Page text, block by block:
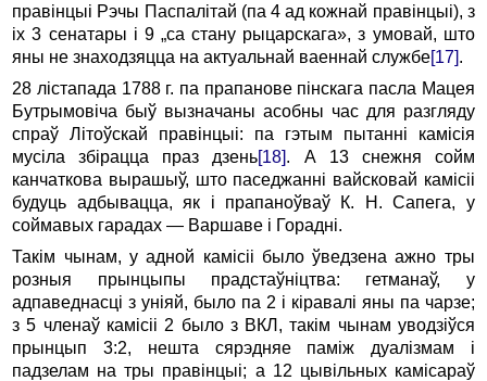
правінцыі Рэчы Паспалітай (па 4 ад кожнай правінцыі), з
іх 3 сенатары і 9 „са стану рыцарскага», з умовай, што
яны не знаходзяцца на актуальнай ваеннай службе[17].
28 лістапада 1788 г. па прапанове пінскага пасла Мацея
Бутрымовіча быў вызначаны асобны час для разгляду
спраў Літоўскай правінцыі: па гэтым пытанні камісія
мусіла збірацца праз дзень[18]. А 13 снежня сойм
канчаткова вырашыў, што паседжанні вайсковай камісіі
будуць адбывацца, як і прапаноўваў К. Н. Сапега, у
соймавых гарадах — Варшаве і Горадні.
Такім чынам, у адной камісіі было ўведзена ажно тры
розныя прынцыпы прадстаўніцтва: гетманаў, у
адпаведнасці з уніяй, было па 2 і кіравалі яны па чарзе;
з 5 членаў камісіі 2 было з ВКЛ, такім чынам уводзіўся
прынцып 3:2, нешта сярэдняе паміж дуалізмам і
падзелам на тры правінцыі; а 12 цывільных камісараў